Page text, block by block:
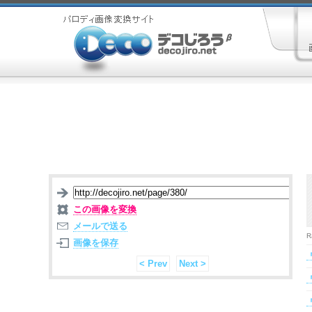
この画像を変換
メールで送る
画像を保存
< Prev
Next >